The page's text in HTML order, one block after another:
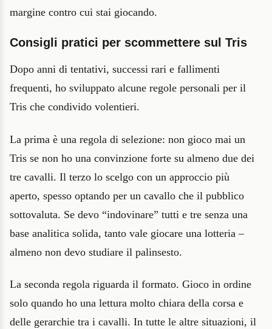
margine contro cui stai giocando.
Consigli pratici per scommettere sul Tris
Dopo anni di tentativi, successi rari e fallimenti
frequenti, ho sviluppato alcune regole personali per il
Tris che condivido volentieri.
La prima è una regola di selezione: non gioco mai un
Tris se non ho una convinzione forte su almeno due dei
tre cavalli. Il terzo lo scelgo con un approccio più
aperto, spesso optando per un cavallo che il pubblico
sottovaluta. Se devo “indovinare” tutti e tre senza una
base analitica solida, tanto vale giocare una lotteria –
almeno non devo studiare il palinsesto.
La seconda regola riguarda il formato. Gioco in ordine
solo quando ho una lettura molto chiara della corsa e
delle gerarchie tra i cavalli. In tutte le altre situazioni, il